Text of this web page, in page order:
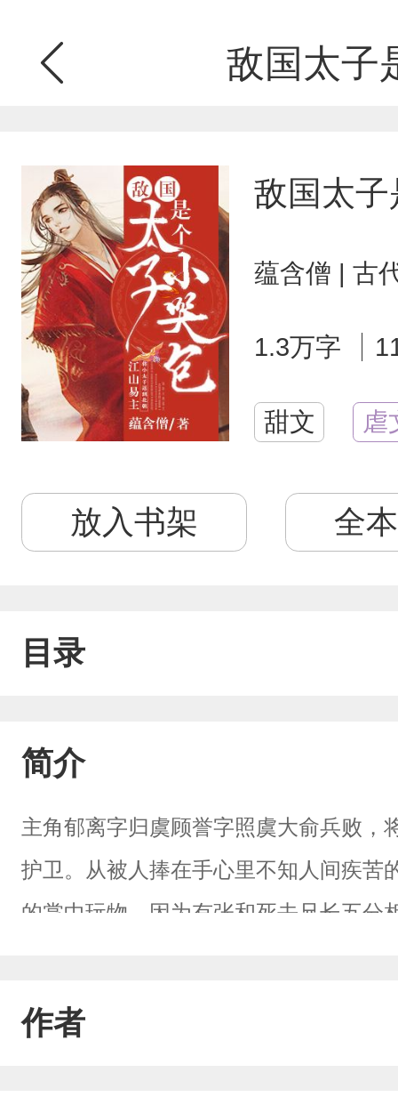
敌国太子
敌国太
蕴含僧 | 古
1.3万字
甜文 虐
放入书架 全
目录
简介
主角郁离字归虞顾誉字照虞大俞兵败，
护卫。从被人捧在手心里不知人间疾苦
的掌中玩物。因为有张和死去兄长五分
机出逃，却发觉原来哑巴护卫因为北
作者